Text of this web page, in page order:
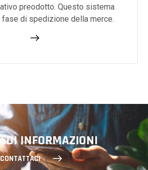
preodotto. Questo sistema
di spedizione della merce.
INFORMAZIONI
CONTATTACI